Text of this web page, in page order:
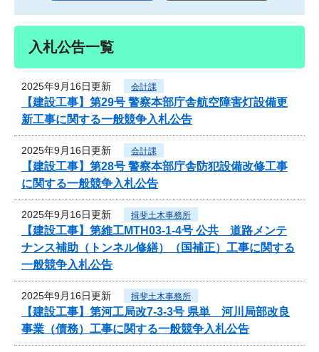
入札公告一覧
2025年9月16日更新 会計課
【建設工事】第29号 警察本部庁舎航空障害灯設備更
新工事に関する一般競争入札公告
2025年9月16日更新 会計課
【建設工事】第28号 警察本部庁舎防犯設備改修工事
に関する一般競争入札公告
2025年9月16日更新 揖斐土木事務所
【建設工事】第維工MTH03-1-4号 公共 道路メンテ
ナンス補助（トンネル修繕）（国補正）工事に関する
一般競争入札公告
2025年9月16日更新 揖斐土木事務所
【建設工事】第河工局改7-3-3号 県単 河川局部改良
事業（債務）工事に関する一般競争入札公告